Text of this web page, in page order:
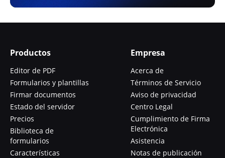
Productos
Editor de PDF
Formularios y plantillas
Firmar documentos
Estado del servidor
Precios
Biblioteca de
formularios
Características
Empresa
Acerca de
Términos de Servicio
Aviso de privacidad
Centro Legal
Cumplimiento de Firma
Electrónica
Asistencia
Notas de publicación